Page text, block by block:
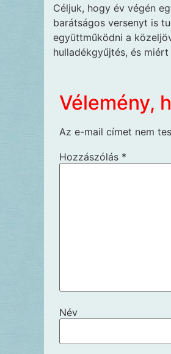
Céljuk, hogy év végén
barátságos versenyt is
együttműködni a
hulladékgyűjtés, és
Vélemény,
Az e-mail címet nem
Hozzászólás *
Név